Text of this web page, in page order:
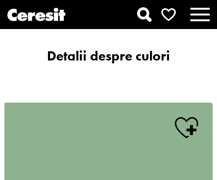
Detalii despre culori